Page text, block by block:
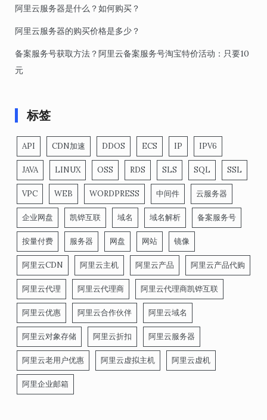
阿里云服务器是什么？如何购买？
阿里云服务器的购买价格是多少？
备案服务号获取方法？阿里云备案服务号淘宝特价活动：只要10
元
标签
API CDN加速 DDOS ECS IP IPV6
JAVA LINUX OSS RDS SLS SQL SSL
VPC WEB WORDPRESS 中间件 云服务器
企业网盘 凯铧互联 域名 域名解析 备案服务号
按量付费 服务器 网盘 网站 镜像
阿里云CDN 阿里云主机 阿里云产品 阿里云产品代购
阿里云代理 阿里云代理商 阿里云代理商凯铧互联
阿里云优惠 阿里云合作伙伴 阿里云域名
阿里云对象存储 阿里云折扣 阿里云服务器
阿里云老用户优惠 阿里云虚拟主机 阿里云虚机
阿里企业邮箱